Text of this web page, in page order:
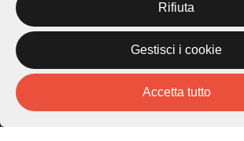
Città di Lugano
Cultura
Rifiuta
Gestisci i cookie
Accetta tutto